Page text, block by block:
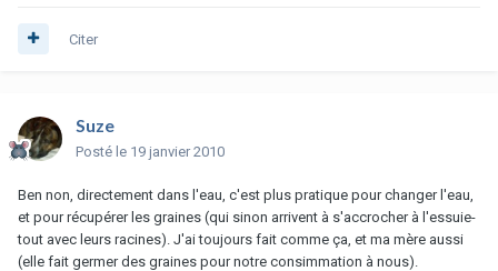
Citer
Suze
Posté le 19 janvier 2010
Ben non, directement dans l'eau, c'est plus pratique pour changer l'eau,
et pour récupérer les graines (qui sinon arrivent à s'accrocher à l'essuie-
tout avec leurs racines). J'ai toujours fait comme ça, et ma mère aussi
(elle fait germer des graines pour notre consimmation à nous).